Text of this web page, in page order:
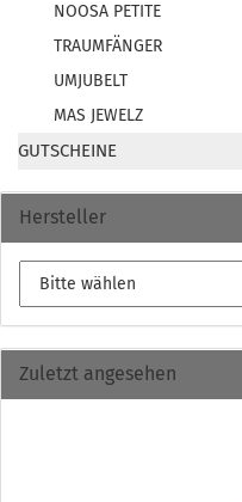
NOOSA PETITE
TRAUMFÄNGER
UMJUBELT
MAS JEWELZ
GUTSCHEINE
Hersteller
Zuletzt angesehen